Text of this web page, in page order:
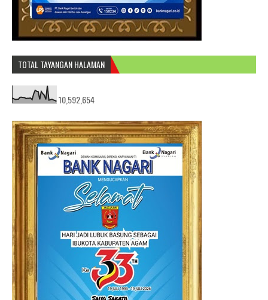
TOTAL TAYANGAN HALAMAN
10,592,654